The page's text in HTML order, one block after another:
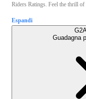
Riders Ratings. Feel the thrill
Espandi
Guadagna